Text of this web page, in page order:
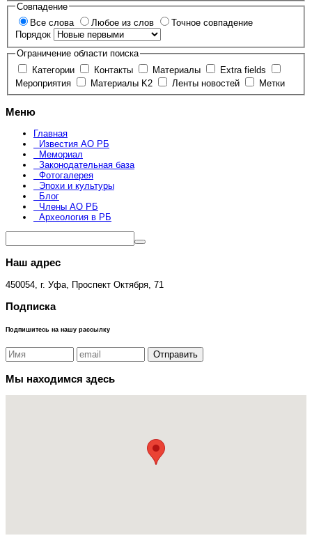
Совпадение
Все слова
Любое из слов
Точное совпадение
Порядок
Ограничение области поиска
Категории
Контакты Материалы
Extra fields
Мероприятия
Материалы K2 Ленты новостей Метки
Меню
Главная
Известия АО РБ
Мемориал
Законодательная база
Фотогалерея
Эпохи и культуры
Блог
Члены АО РБ
Археология в РБ
Наш адрес
450054, г. Уфа, Проспект Октября, 71
Подписка
Подпишитесь на нашу рассылку
Мы находимся здесь